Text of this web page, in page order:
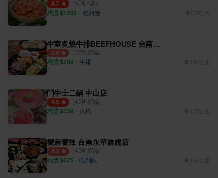
4.7 （ 5則評論）
均消 $1200 ・ 吃到飽 579公尺
牛室炙燒牛排BEEFHOUSE 台南海安店
3.8 （ 27則評論）
均消 $299 ・ 牛排 5.51公里
鬥牛士二鍋 中山店
4.5 （ 45則評論）
均消 $338 ・ 火鍋
饗麻饗辣 台南永華旗艦店
4.2 （ 43則評論）
均消 $625 ・ 吃到飽 3.95公里